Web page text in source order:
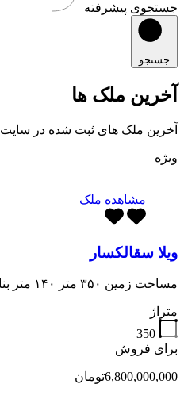
جستجوی پیشرفته
جستجو
آخرین ملک ها
آخرین ملک های ثبت شده در سایت
ویژه
مشاهده ملک
ویلا سقالکسار
مساحت زمین ۳۵۰ متر ۱۴۰ متر بنای نیمه کاره دوبلکس…
متراژ
350
برای فروش
6,800,000,000تومان